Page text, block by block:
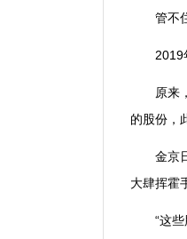
管不
2019
原来
的股份，
金京
大肆挥霍
“这些